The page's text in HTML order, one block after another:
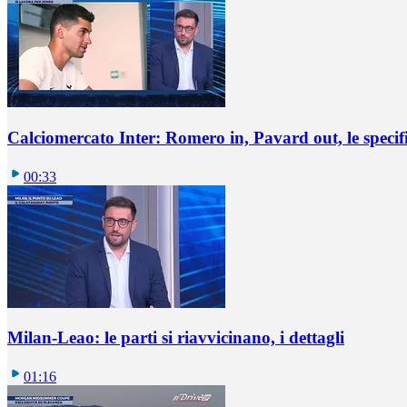
Calciomercato Inter: Romero in, Pavard out, le
00:33
Milan-Leao: le parti si riavvicinano, i dettagli
01:16